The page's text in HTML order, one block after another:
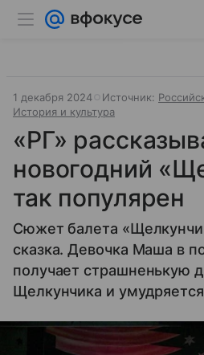
1 декабря 2024 Источник:
История и культура
«РГ»
новогодний
так популярен
Сюжет балета
сказка. Девочка Маша в
получает страшненькую
Щелкунчика и